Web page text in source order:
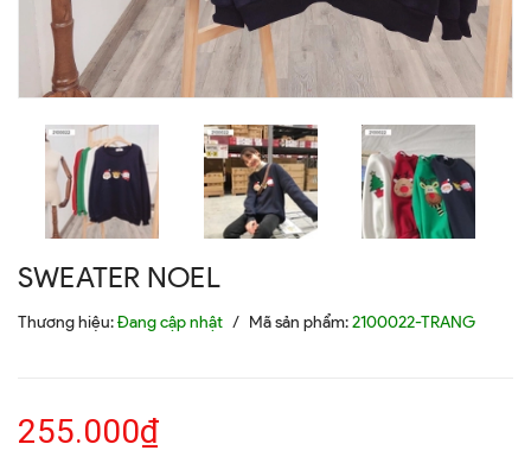
SWEATER NOEL
Thương hiệu:Đang cập nhật / Mã sản phẩm:2100022-TRANG
255.000₫